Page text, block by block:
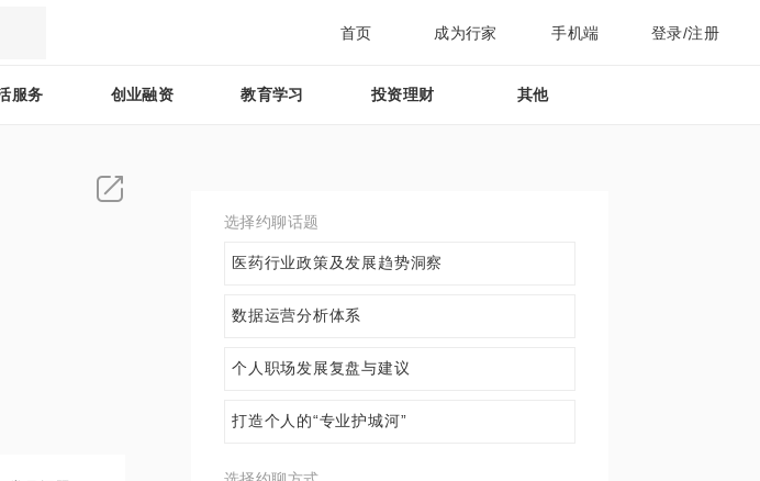
首页 成为行家 手机端 登录/注册
服务 创业融资 教育学习 投资理财 其他
选择约聊话题
医药行业政策及发展趋势洞察
数据运营分析体系
个人职场发展复盘与建议
打造个人的“专业护城河”​